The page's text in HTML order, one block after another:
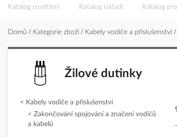
Katalog osvětlení Katalog nářadí Katalog
Domů Kategorie zboží Kabely vodiče a příslušenství
Žilové dutinky
Kabely vodiče a příslušenství
Zakončování spojování a značení vodičů
a kabelů